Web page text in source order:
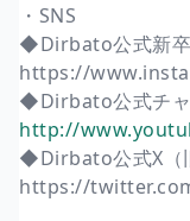
・SNS
◆Dirbato公式新
https://
◆Dirbato公式チャ
http://
◆Dirbato公式X（
https://